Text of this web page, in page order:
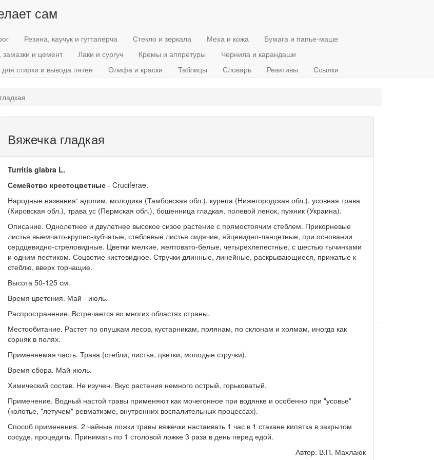
сам
Резина, каучук и гуттаперча Стекло и зеркала Меха и кожа
Бумага и папье-маше
замазки и цемент Лаки и сургуч Кремы и аппретуры
Чернила и карандаши
стирки и вывода пятен Олифа и краски Таблицы Словарь Реактивы Ссылки
Вяжечка гладкая
Turritis glabra L.
Семейство крестоцветные - Cruciferae.
Народные названия: адолим, молодика (Тамбовская обл.), курепа (Нижегородская обл.), усовная трава
(Кировская обл.), трава ус (Пермская обл.), бошенница гладкая, полевой ленок, пужник (Украина).
Описание. Однолетнее и двулетнее высокое сизое растение с прямостоячим стеблем. Прикорневые
листья выемчато-крупно-зубчатые, стеблевые листья сидячие, яйцевидно-ланцетные, при основании
сердцевидно-стреловидные. Цветки мелкие, желтовато-белые, четырехлепестные, с шестью тычинками
и одним пестиком. Соцветие кистевидное. Стручки длинные, линейные, раскрывающиеся, прижатые к
стеблю, вверх торчащие.
Высота 50-125 см.
Время цветения. Май - июль.
Распространение. Встречается во многих областях страны.
Местообитание. Растет по опушкам лесов, кустарникам, полянам, по склонам и холмам, иногда как
сорняк в полях.
Применяемая часть. Трава (стебли, листья, цветки, молодые стручки).
Время сбора. Май июль.
Химический состав. Не изучен. Вкус растения немного острый, горьковатый.
Применение. Водный настой травы применяют как мочегонное при водянке и особенно при "усовье"
(колотье, "летучем" ревматизме, внутренних воспалительных процессах).
Способ применения. 2 чайные ложки травы вяжечки настаивать 1 час в 1 стакане кипятка в закрытом
сосуде, процедить. Принимать по 1 столовой ложке 3 раза в день перед едой.
Автор: В.П. Махлаюк